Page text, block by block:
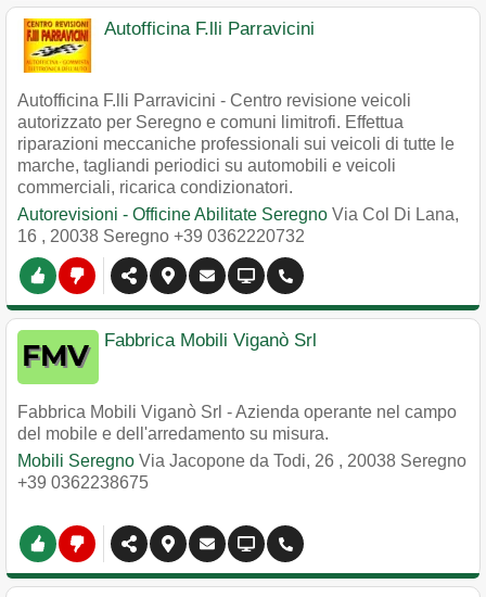
Autofficina F.lli Parravicini
Autofficina F.lli Parravicini - Centro revisione veicoli
autorizzato per Seregno e comuni limitrofi. Effettua
riparazioni meccaniche professionali sui veicoli di tutte le
marche, tagliandi periodici su automobili e veicoli
commerciali, ricarica condizionatori.
Autorevisioni - Officine Abilitate Seregno Via Col Di Lana,
16 , 20038 Seregno +39 0362220732
Fabbrica Mobili Viganò Srl
Fabbrica Mobili Viganò Srl - Azienda operante nel campo
del mobile e dell'arredamento su misura.
Mobili Seregno Via Jacopone da Todi, 26 , 20038 Seregno
+39 0362238675